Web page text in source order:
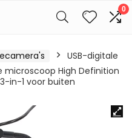
0
USB-digitale
High Definition
in-1 voor buiten